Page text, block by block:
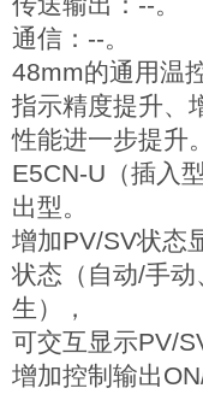
通信：--。
48mm的通用温
指示精度提升、
性能进一步提升。
E5CN-U（插入
出型。
增加PV/SV状态
状态（自动/手
生），
可交互显示PV/
增加控制输出